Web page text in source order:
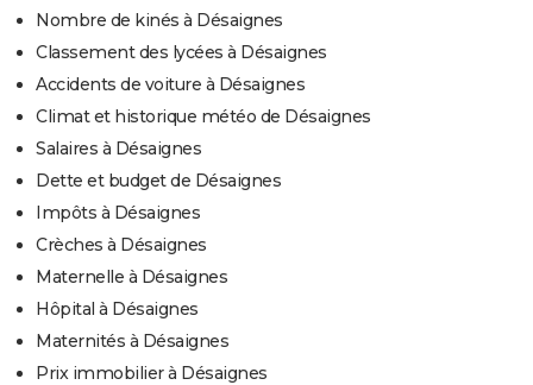
Nombre de kinés à Désaignes
Classement des lycées à Désaignes
Accidents de voiture à Désaignes
Climat et historique météo de Désaignes
Salaires à Désaignes
Dette et budget de Désaignes
Impôts à Désaignes
Crèches à Désaignes
Maternelle à Désaignes
Hôpital à Désaignes
Maternités à Désaignes
Prix immobilier à Désaignes